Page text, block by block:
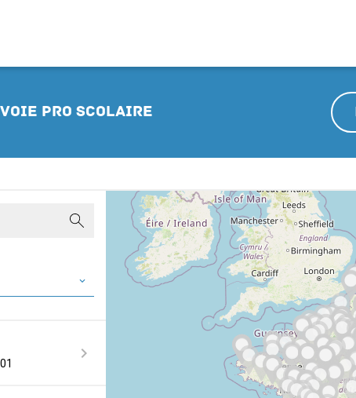
pro scolaire